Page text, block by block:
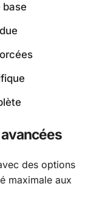
base
des options
maximale aux